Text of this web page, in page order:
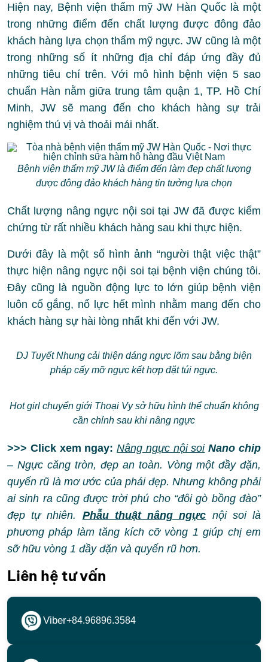
Hiện nay, Bệnh viện thẩm mỹ JW Hàn Quốc là một
trong những điểm đến chất lượng được đông đảo
khách hàng lựa chọn thẩm mỹ ngực. JW cũng là một
trong những số ít những địa chỉ đáp ứng đầy đủ
những tiêu chí trên. Với mô hình bệnh viện 5 sao
chuẩn Hàn nằm giữa trung tâm quận 1, TP. Hồ Chí
Minh, JW sẽ mang đến cho khách hàng sự trải
nghiệm thú vị và thoải mái nhất.
Bệnh viện thẩm mỹ JW là điểm đến làm đẹp chất lượng
được đông đảo khách hàng tin tưởng lựa chọn
Chất lượng nâng ngực nội soi tại JW đã được kiểm
chứng từ rất nhiều khách hàng sau khi thực hiện.
Dưới đây là một số hình ảnh “người thật việc thật”
thực hiện nâng ngực nội soi tại bệnh viện chúng tôi.
Đây cũng là nguồn động lực to lớn giúp bệnh viện
luôn cố gắng, nổ lực hết mình nhằm mang đến cho
khách hàng sự hài lòng nhất khi đến với JW.
DJ Tuyết Nhung cải thiện dáng ngực lõm sau bằng biện
pháp cấy mỡ ngực kết hợp đặt túi ngực.
Hot girl chuyển giới Thoại Vy sở hữu hình thể chuẩn không
cần chỉnh sau khi nâng ngực
>>> Click xem ngay:Nâng ngực nội soiNano chip
– Ngực căng tròn, đẹp an toàn. Vòng một đầy đặn,
quyến rũ là mơ ước của phái đẹp. Nhưng không phải
ai sinh ra cũng được trời phú cho “đôi gò bồng đào”
đẹp tự nhiên. Phẫu thuật nâng ngực nội soi là
phương pháp làm tăng kích cỡ vòng 1 giúp chị em
sỡ hữu vòng 1 đầy đặn và quyến rũ hơn.
Liên hệ tư vấn
Viber+84.96896.3584